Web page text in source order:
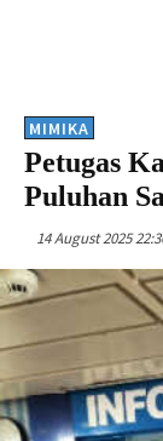
MIMIKA
Petugas
Puluhan
14 August 2025